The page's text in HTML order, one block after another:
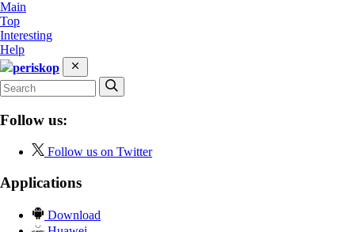
Main
Top
Interesting
Help
periskop
Follow us:
Follow us on Twitter
Applications
Download